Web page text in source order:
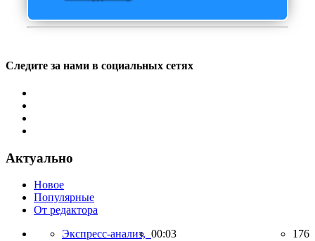
Следите за нами в социальных сетях
Актуально
Новое
Популярные
От редактора
Экспресс-анализ, 00:03 176